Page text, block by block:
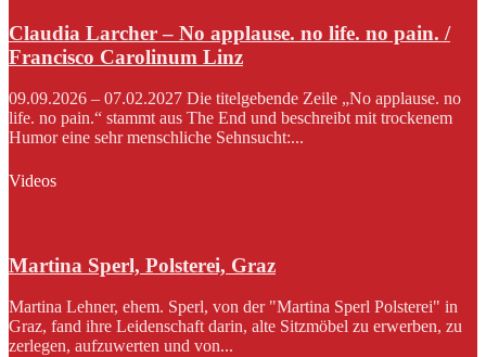
Claudia Larcher – No applause. no life. no pain. /
Francisco Carolinum Linz
09.09.2026 – 07.02.2027 Die titelgebende Zeile „No applause. no
life. no pain.“ stammt aus The End und beschreibt mit trockenem
Humor eine sehr menschliche Sehnsucht:...
Videos
Martina Sperl, Polsterei, Graz
Martina Lehner, ehem. Sperl, von der "Martina Sperl Polsterei" in
Graz, fand ihre Leidenschaft darin, alte Sitzmöbel zu erwerben, zu
zerlegen, aufzuwerten und von...